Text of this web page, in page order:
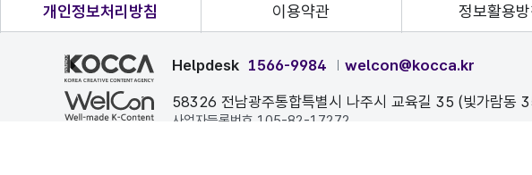
개인정보처리방침 이용약관 정보활용방
Helpdesk 1566-9984 welcon@kocca.kr
58326 전남광주통합특별시 나주시 교육길 35 (빛가람동
사업자등록번호 105-82-17272